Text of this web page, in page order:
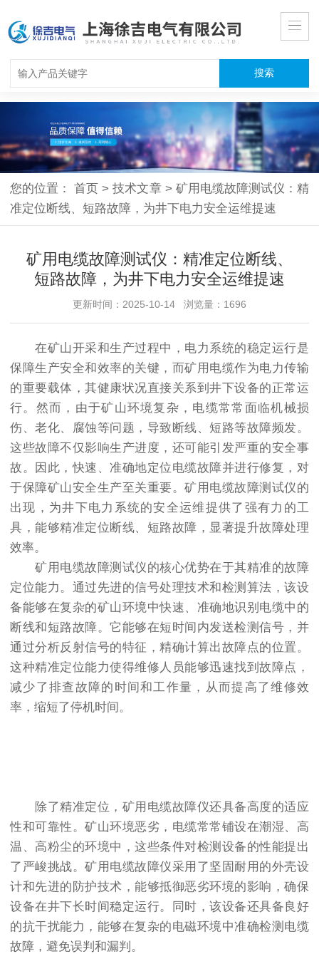
您的位置：首页 > 技术文章 > 矿用电缆故障测试仪：精
准定位断线、短路故障，为井下电力安全运维提速
矿用电缆故障测试仪：精准定位断线、
短路故障，为井下电力安全运维提速
更新时间：2025-10-14 浏览量：1696
在矿山开采和生产过程中，电力系统的稳定运行是
保障生产安全和效率的关键，而矿用电缆作为电力传输
的重要载体，其健康状况直接关系到井下设备的正常运
行。然而，由于矿山环境复杂，电缆常常面临机械损
伤、老化、腐蚀等问题，导致断线、短路等故障频发。
这些故障不仅影响生产进度，还可能引发严重的安全事
故。因此，快速、准确地定位电缆故障并进行修复，对
于保障矿山安全生产至关重要。矿用电缆故障测试仪的
出现，为井下电力系统的安全运维提供了强有力的工
具，能够精准定位断线、短路故障，显著提升故障处理
效率。
矿用电缆故障测试仪的核心优势在于其精准的故障
定位能力。通过先进的信号处理技术和检测算法，该设
备能够在复杂的矿山环境中快速、准确地识别电缆中的
断线和短路故障。它能够在短时间内发送检测信号，并
通过分析反射信号的特征，精确计算出故障点的位置。
这种精准定位能力使得维修人员能够迅速找到故障点，
减少了排查故障的时间和工作量，从而提高了维修效
率，缩短了停机时间。
除了精准定位，矿用电缆故障仪还具备高度的适应
性和可靠性。矿山环境恶劣，电缆常常铺设在潮湿、高
温、高粉尘的环境中，这些条件对检测设备的性能提出
了严峻挑战。矿用电缆故障仪采用了坚固耐用的外壳设
计和先进的防护技术，能够抵御恶劣环境的影响，确保
设备在井下长时间稳定运行。同时，该设备还具备良好
的抗干扰能力，能够在复杂的电磁环境中准确检测电缆
故障，避免误判和漏判。